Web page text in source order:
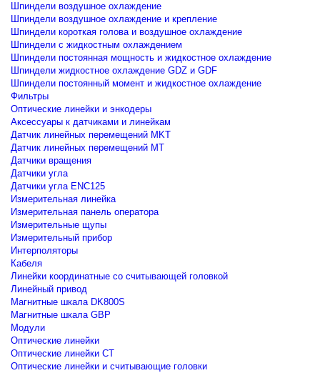
Шпиндели воздушное охлаждение
Шпиндели воздушное охлаждение и крепление
Шпиндели короткая голова и воздушное охлаждение
Шпиндели с жидкостным охлаждением
Шпиндели постоянная мощность и жидкостное охлаждение
Шпиндели жидкостное охлаждение GDZ и GDF
Шпиндели постоянный момент и жидкостное охлаждение
Фильтры
Оптические линейки и энкодеры
Аксессуары к датчиками и линейкам
Датчик линейных перемещений MKT
Датчик линейных перемещений MT
Датчики вращения
Датчики угла
Датчики угла ENC125
Измерительная линейка
Измерительная панель оператора
Измерительные щупы
Измерительный прибор
Интерполяторы
Кабеля
Линейки координатные со считывающей головкой
Линейный привод
Магнитные шкала DK800S
Магнитные шкала GBP
Модули
Оптические линейки
Оптические линейки CT
Оптические линейки и считывающие головки